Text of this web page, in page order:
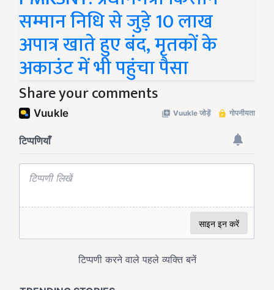
सम्मान निधि से जुड़े 10 लाख
अपात्र खाते हुए बंद, मृतकों के
अकाउंट में भी पहुंचा पैसा
Share your comments